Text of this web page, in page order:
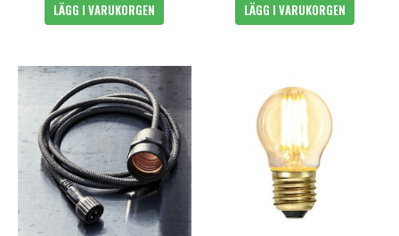
LÄGG I VARUKORGEN LÄGG I VARUKORGEN